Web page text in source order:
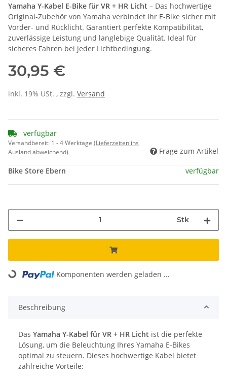
Yamaha Y-Kabel E-Bike für VR + HR Licht – Das hochwertige
Original-Zubehör von Yamaha verbindet Ihr E-Bike sicher mit
Vorder- und Rücklicht. Garantiert perfekte Kompatibilität,
zuverlässige Leistung und langlebige Qualität. Ideal für
sicheres Fahren bei jeder Lichtbedingung.
30,95 €
inkl. 19% USt. , zzgl. Versand
verfügbar
Versandbereit: 1 - 4 Werktage (Lieferzeiten ins
Ausland abweichend)
Frage zum Artikel
Bike Store Ebern verfügbar
Stk
Loading... Komponenten werden geladen ...
Beschreibung
Das Yamaha Y-Kabel für VR + HR Licht ist die perfekte
Lösung, um die Beleuchtung Ihres Yamaha E-Bikes
optimal zu steuern. Dieses hochwertige Kabel bietet
zahlreiche Vorteile: